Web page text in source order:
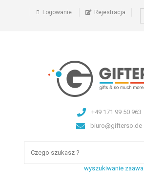
Logowanie Rejestracja
+49 171 99 50 963
biuro@gifterso.de
wyszukiwanie